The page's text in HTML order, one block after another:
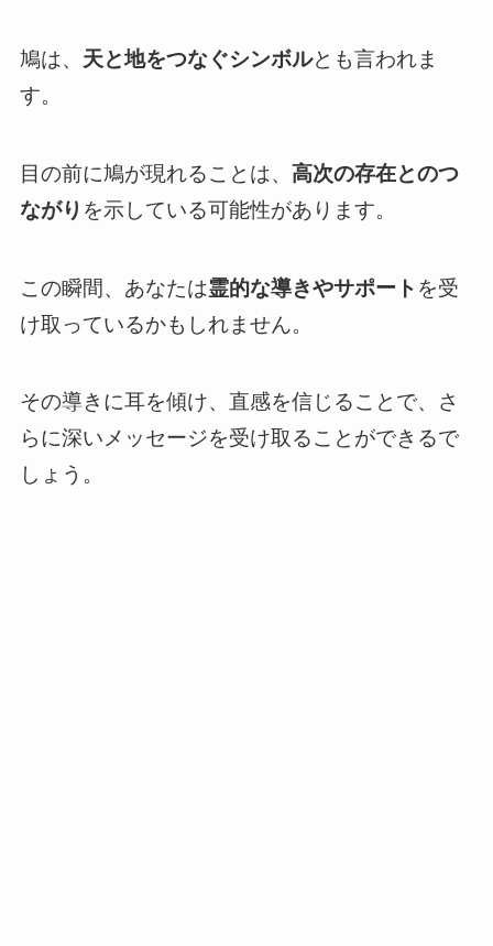
鳩は、 天と地をつなぐシンボルとも言われま
す。
目の前に鳩が現れることは、 高次の存在とのつ
ながり を示している可能性があります。
この瞬間、あなたは霊的な導きやサポート を受
け取っているかもしれません。
その導きに耳を傾け、直感を信じることで、さ
らに深いメッセージを受け取ることができるで
しょう。